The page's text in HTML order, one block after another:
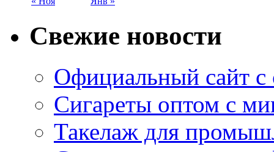
Свежие новости
Официальный сайт
Сигареты оптом с
Такелаж для